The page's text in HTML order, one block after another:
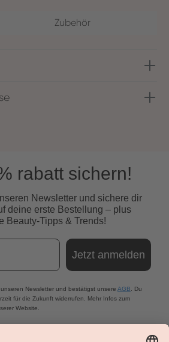
Zubehör
rabatt sichern!
Newsletter und sichere dir
deine erste Bestellung – plus
Beauty-Tipps & Trends!
Jetzt anmelden
Newsletter und bestätigst unsere AGB . Du
für die Zukunft widerrufen. Mehr Infos zum
Website.